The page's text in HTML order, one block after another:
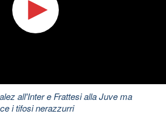
all'Inter e Frattesi alla Juve ma
i tifosi nerazzurri